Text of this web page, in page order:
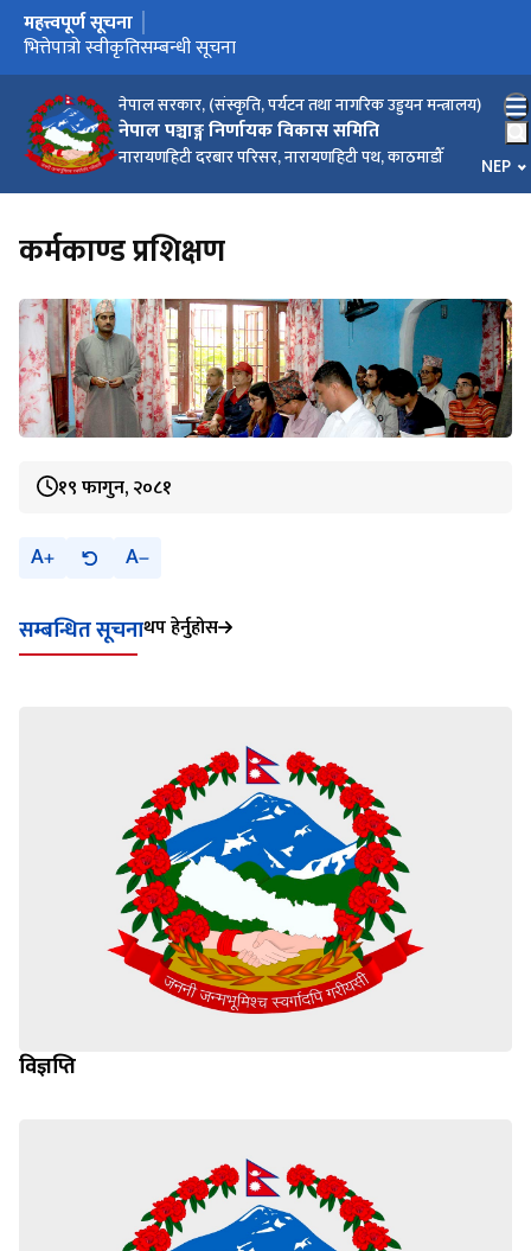
नेपाल सरकार, (संस्कृति, पर्यटन तथा नागरिक उड्डयन मन्त्रालय)
नेपाल पञ्चाङ्ग निर्णायक विकास समिति
नारायणहिटी दरबार परिसर, नारायणहिटी पथ, काठमाडौँ भाषा
NEP
मुख्य नेभिगेसनमा जानुहोस्
महत्त्वपूर्ण सूचना
विज्ञप्ति
भित्तेपात्रो स्वीकृतिसम्बन्धी सूचना
ज्योतिष तथा कर्मकाण्ड प्रशिक्षणबारे सूचना
कर्मकाण्ड प्रशिक्षण
१९ फागुन, २०८१
A A
सम्बन्धित सूचनाथप हेर्नुहोस
विज्ञप्ति